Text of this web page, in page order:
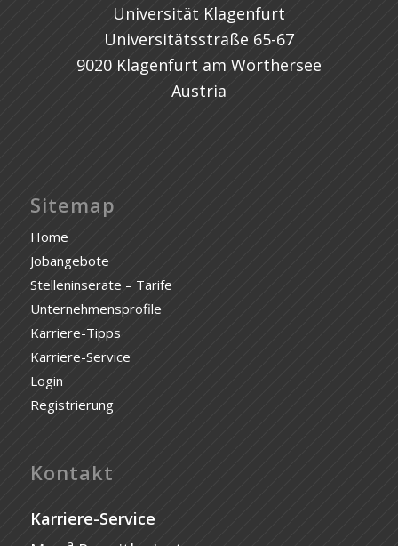
Universität Klagenfurt
Universitätsstraße 65-67
9020 Klagenfurt am Wörthersee
Austria
Sitemap
Home
Jobangebote
Stelleninserate – Tarife
Unternehmensprofile
Karriere-Tipps
Karriere-Service
Login
Registrierung
Kontakt
Karriere-Service